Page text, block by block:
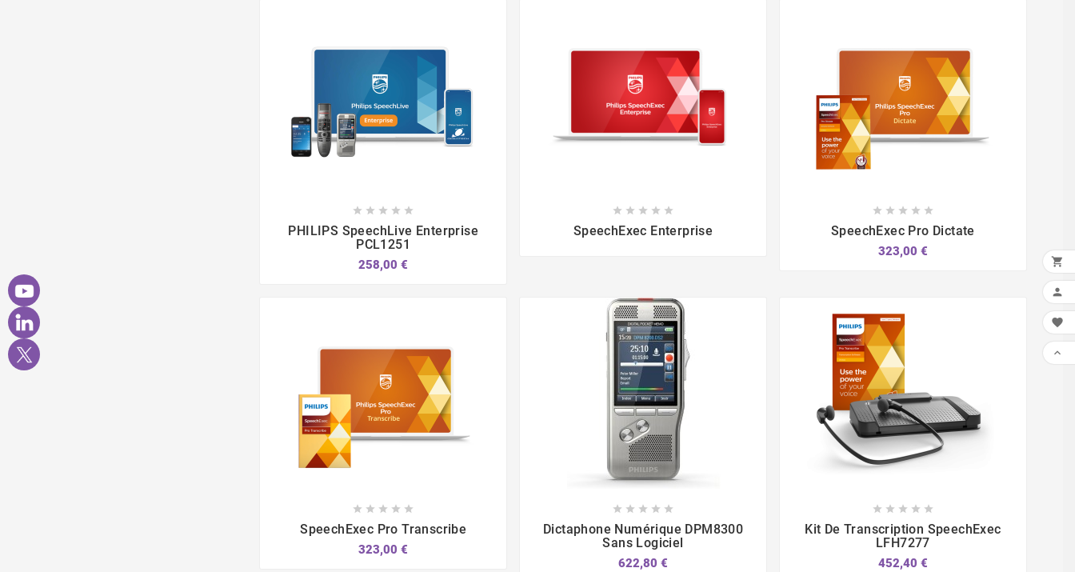
 
    
PHILIPS SpeechLive Enterprise
PCL1251
258,00 €

    
SpeechExec Enterprise

    
SpeechExec Pro Dictate
323,00 €
    
SpeechExec Pro Transcribe
323,00 €
    
Dictaphone Numérique DPM8300
Sans Logiciel
622,80 €
    
Kit De Transcription SpeechExec
LFH7277
452,40 €



